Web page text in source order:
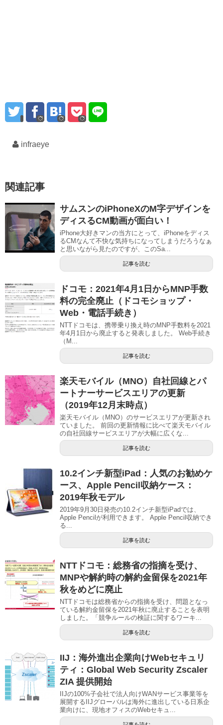
infraeye
関連記事
サムスンのiPhoneXのM字デザインを
ディスるCM動画が面白い！
iPhone大好きマンの当方にとって、iPhoneをディス
るCMなんて不快な気持ちになってしまうだろうなぁ
と思いながら見たのですが、このSa...
記事を読む
ドコモ：2021年4月1日からMNP手数
料の完全廃止（ドコモショップ・
Web・電話手続き）
NTTドコモは、携帯乗り換え時のMNP手数料を2021
年4月1日から廃止すると発表しました。 Web手続き
（M...
記事を読む
楽天モバイル（MNO）自社回線とパ
ートナーサービスエリアの更新
（2019年12月末時点）
楽天モバイル（MNO）のサービスエリアが更新され
ていました。 前回の更新情報に比べて楽天モバイル
の自社回線サービスエリアが大幅に広くな...
記事を読む
10.2インチ新型iPad：人気のお勧めケ
ース、Apple Pencil収納ケース：
2019年秋モデル
2019年9月30日発売の10.2インチ新型iPadでは、
Apple Pencilが利用できます。 Apple Pencil収納でき
る...
記事を読む
NTTドコモ：総務省の指摘を受け、
MNPや解約時の解約金留保を2021年
秋をめどに廃止
NTTドコモは総務省からの指摘を受け、問題となっ
ている解約金留保を2021年秋に廃止することを表明
しました。「競争ルールの検証に関するワーキ...
記事を読む
IIJ：海外進出企業向けWebセキュリ
ティ：Global Web Security Zscaler
ZIA 提供開始
IIJの100%子会社で法人向けWANサービス事業等を
展開するIIJグローバルは海外に進出している日系企
業向けに、現地オフィスのWebセキュ...